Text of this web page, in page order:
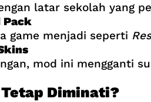
latar sekolah yang
Pack
game menjadi seperti
mod ini mengganti
Diminati?